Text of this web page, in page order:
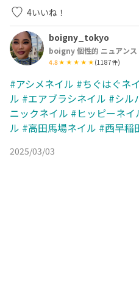
4いいね！
boigny_tokyo
4.8 (1187件)
#アシメネイル #ちぐはぐネ
ル #エアブラシネイル #シル
ニックネイル #ヒッピーネイ
ル #高田馬場ネイル #西早稲
2025/03/03